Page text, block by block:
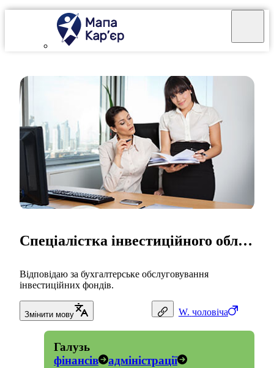
W. чоловіча
Спеціалістка інвестиційного обліку
Відповідаю за бухгалтерське обслуговування
інвестиційних фондів.
Змінити мову
Галузь
фінансів
адміністрації